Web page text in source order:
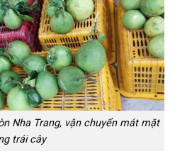
Nha Trang, vận chuyển mát mặt
trái cây